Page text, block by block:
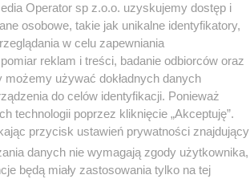
To
podzielona
czas,
życiowych,
Operator sp z.o.o. uzyskujemy dostęp i
osobowe, takie jak unikalne identyfikatory,
w celu zapewniania
reklam i treści, badanie odbiorców oraz
możemy używać dokładnych danych
do celów identyfikacji. Ponieważ
technologii poprzez kliknięcie „Akceptuję”.
przycisk ustawień prywatności znajdujący
danych nie wymagają zgody użytkownika,
będą miały zastosowania tylko na tej